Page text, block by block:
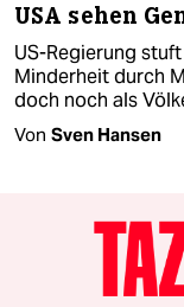
USA sehen
US-Regierung
Minderheit durch
doch noch als
Von Sven Hansen